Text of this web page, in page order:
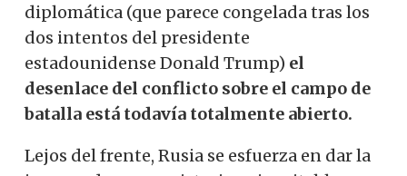
diplomática (que parece congelada tras los
dos intentos del presidente
estadounidense Donald Trump) el
desenlace del conflicto sobre el campo de
batalla está todavía totalmente abierto.
Lejos del frente, Rusia se esfuerza en dar la